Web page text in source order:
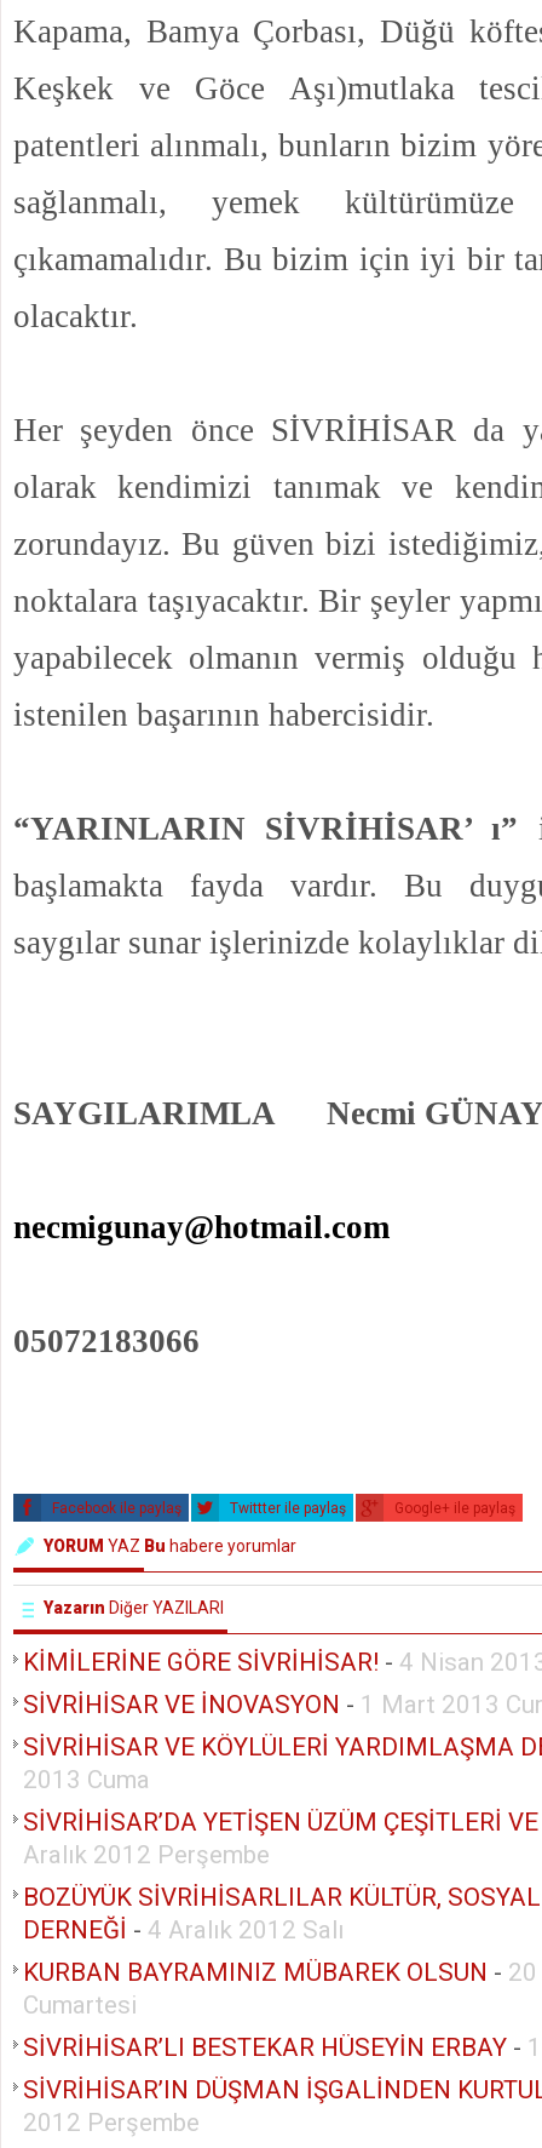
Kapama, Bamya Çorbası, Düğü
Keşkek ve Göce Aşı)mutlaka
patentleri alınmalı, bunların bizim
sağlanmalı, yemek
çıkamamalıdır. Bu bizim için iyi bir
olacaktır.
Her şeyden önce SİVRİHİSAR da
olarak kendimizi tanımak ve
zorundayız. Bu güven bizi istediğimiz,
noktalara taşıyacaktır. Bir şeyler
yapabilecek olmanın vermiş olduğu
istenilen başarının habercisidir.
“YARINLARIN SİVRİHİSAR’ ı”
başlamakta fayda vardır. Bu
saygılar sunar işlerinizde kolaylıklar
SAYGILARIMLA Necmi
necmigunay@hotmail.com
05072183066
Facebook ile paylaş Twittter ile paylaş Google+ ile paylaş
YORUM YAZ Bu habere yorumlar
Yazarın Diğer YAZILARI
KİMİLERİNE GÖRE SİVRİHİSAR! - 4 Nisan
SİVRİHİSAR VE İNOVASYON - 1 Mart 2013
SİVRİHİSAR VE KÖYLÜLERİ YARDIMLAŞMA
2013 Cuma
SİVRİHİSAR’DA YETİŞEN ÜZÜM ÇEŞİTLERİ
Aralık 2012 Perşembe
BOZÜYÜK SİVRİHİSARLILAR KÜLTÜR,
DERNEĞİ - 4 Aralık 2012 Salı
KURBAN BAYRAMINIZ MÜBAREK OLSUN -
Cumartesi
SİVRİHİSAR’LI BESTEKAR HÜSEYİN ERBAY -
SİVRİHİSAR’IN DÜŞMAN İŞGALİNDEN
2012 Perşembe